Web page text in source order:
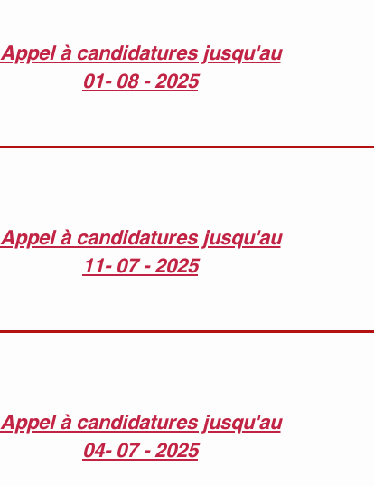
Appel à candidatures jusqu'au
01- 08 - 2025
Appel à candidatures jusqu'au
11- 07 - 2025
Appel à candidatures jusqu'au
04- 07 - 2025